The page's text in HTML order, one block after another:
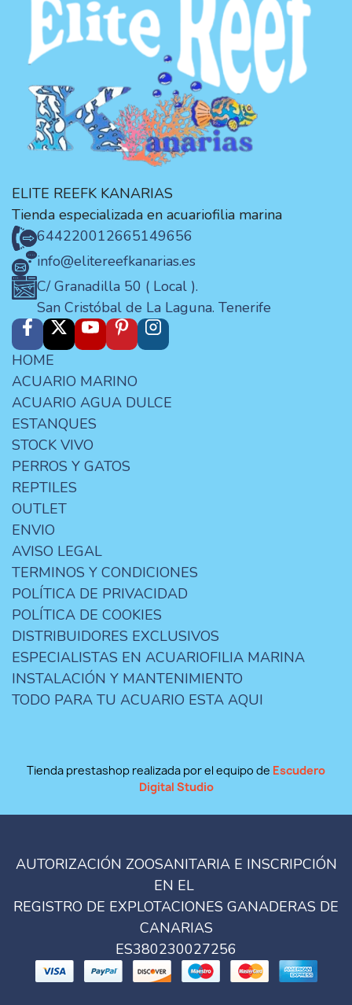
ELITE REEFK KANARIAS
Tienda especializada en acuariofilia marina
644220012665149656
info@elitereefkanarias.es
C/ Granadilla 50 ( Local ).
San Cristóbal de La Laguna. Tenerife
HOME
ACUARIO MARINO
ACUARIO AGUA DULCE
ESTANQUES
STOCK VIVO
PERROS Y GATOS
REPTILES
OUTLET
ENVIO
AVISO LEGAL
TERMINOS Y CONDICIONES
POLÍTICA DE PRIVACIDAD
POLÍTICA DE COOKIES
DISTRIBUIDORES EXCLUSIVOS
ESPECIALISTAS EN ACUARIOFILIA MARINA
INSTALACIÓN Y MANTENIMIENTO
TODO PARA TU ACUARIO ESTA AQUI
Tienda prestashop realizada por el equipo de Escudero
Digital Studio
AUTORIZACIÓN ZOOSANITARIA E INSCRIPCIÓN
EN EL
REGISTRO DE EXPLOTACIONES GANADERAS DE
CANARIAS
ES380230027256